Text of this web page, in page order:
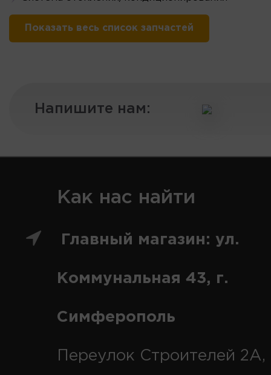
Показать весь список запчастей
Напишите нам:
Как нас найти
Главный магазин: ул.
Коммунальная 43, г.
Симферополь
Переулок Строителей 2А,